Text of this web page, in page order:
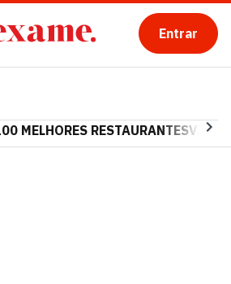
Entrar
MELHORES RESTAURANTES